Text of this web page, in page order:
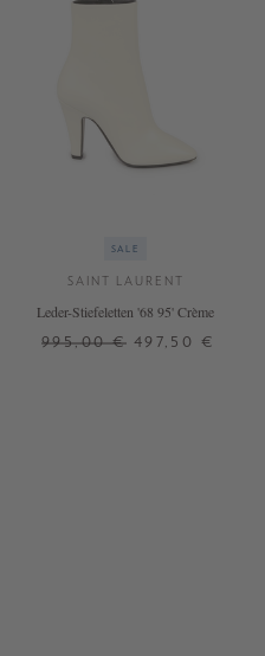
SALE
SAINT LAURENT
Leder-Stiefeletten '68 95' Crème
995,00 € 497,50 €